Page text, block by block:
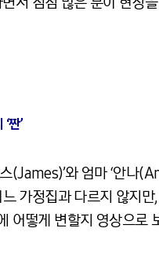
짠’
(James)’와 엄마 ‘안나
가정집과 다르지 않지
어떻게 변할지 영상으